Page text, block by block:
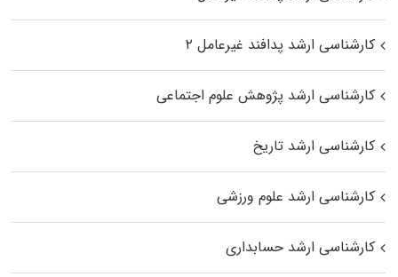
کارشناسی ارشد پدافند غیرعامل ۲
کارشناسی ارشد پژوهش علوم اجتماعی
کارشناسی ارشد تاریخ
کارشناسی ارشد علوم ورزشی
کارشناسی ارشد حسابداری